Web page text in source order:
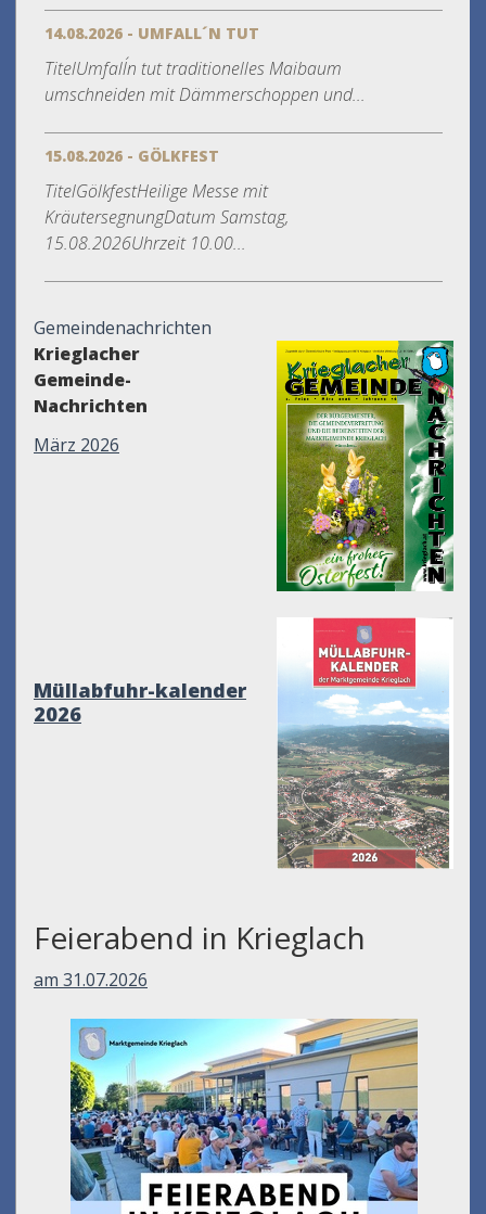
14.08.2026 - UMFALL´N TUT
TitelUmfall´n tut traditionelles Maibaum
umschneiden mit Dämmerschoppen und...
15.08.2026 - GÖLKFEST
TitelGölkfestHeilige Messe mit
KräutersegnungDatum Samstag,
15.08.2026Uhrzeit 10.00...
Gemeindenachrichten
Krieglacher
Gemeinde-
Nachrichten
März 2026
Müllabfuhr-kalender
2026
Feierabend in Krieglach
am 31.07.2026